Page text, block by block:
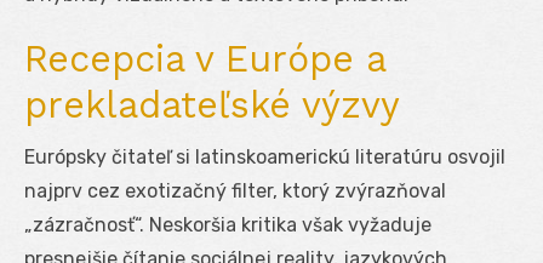
Recepcia v Európe a
prekladateľské výzvy
Európsky čitateľ si latinskoamerickú literatúru osvojil
najprv cez exotizačný filter, ktorý zvýrazňoval
„zázračnosť“. Neskoršia kritika však vyžaduje